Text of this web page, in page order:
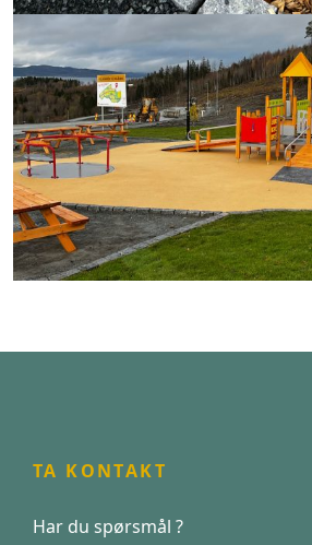
TA KONTAKT
Har du spørsmål ?